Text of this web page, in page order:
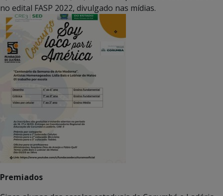
no edital FASP 2022, divulgado nas mídias.
Premiados